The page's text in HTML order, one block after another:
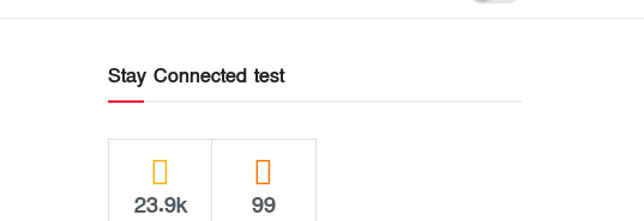
Stay Connected test
23.9k 99